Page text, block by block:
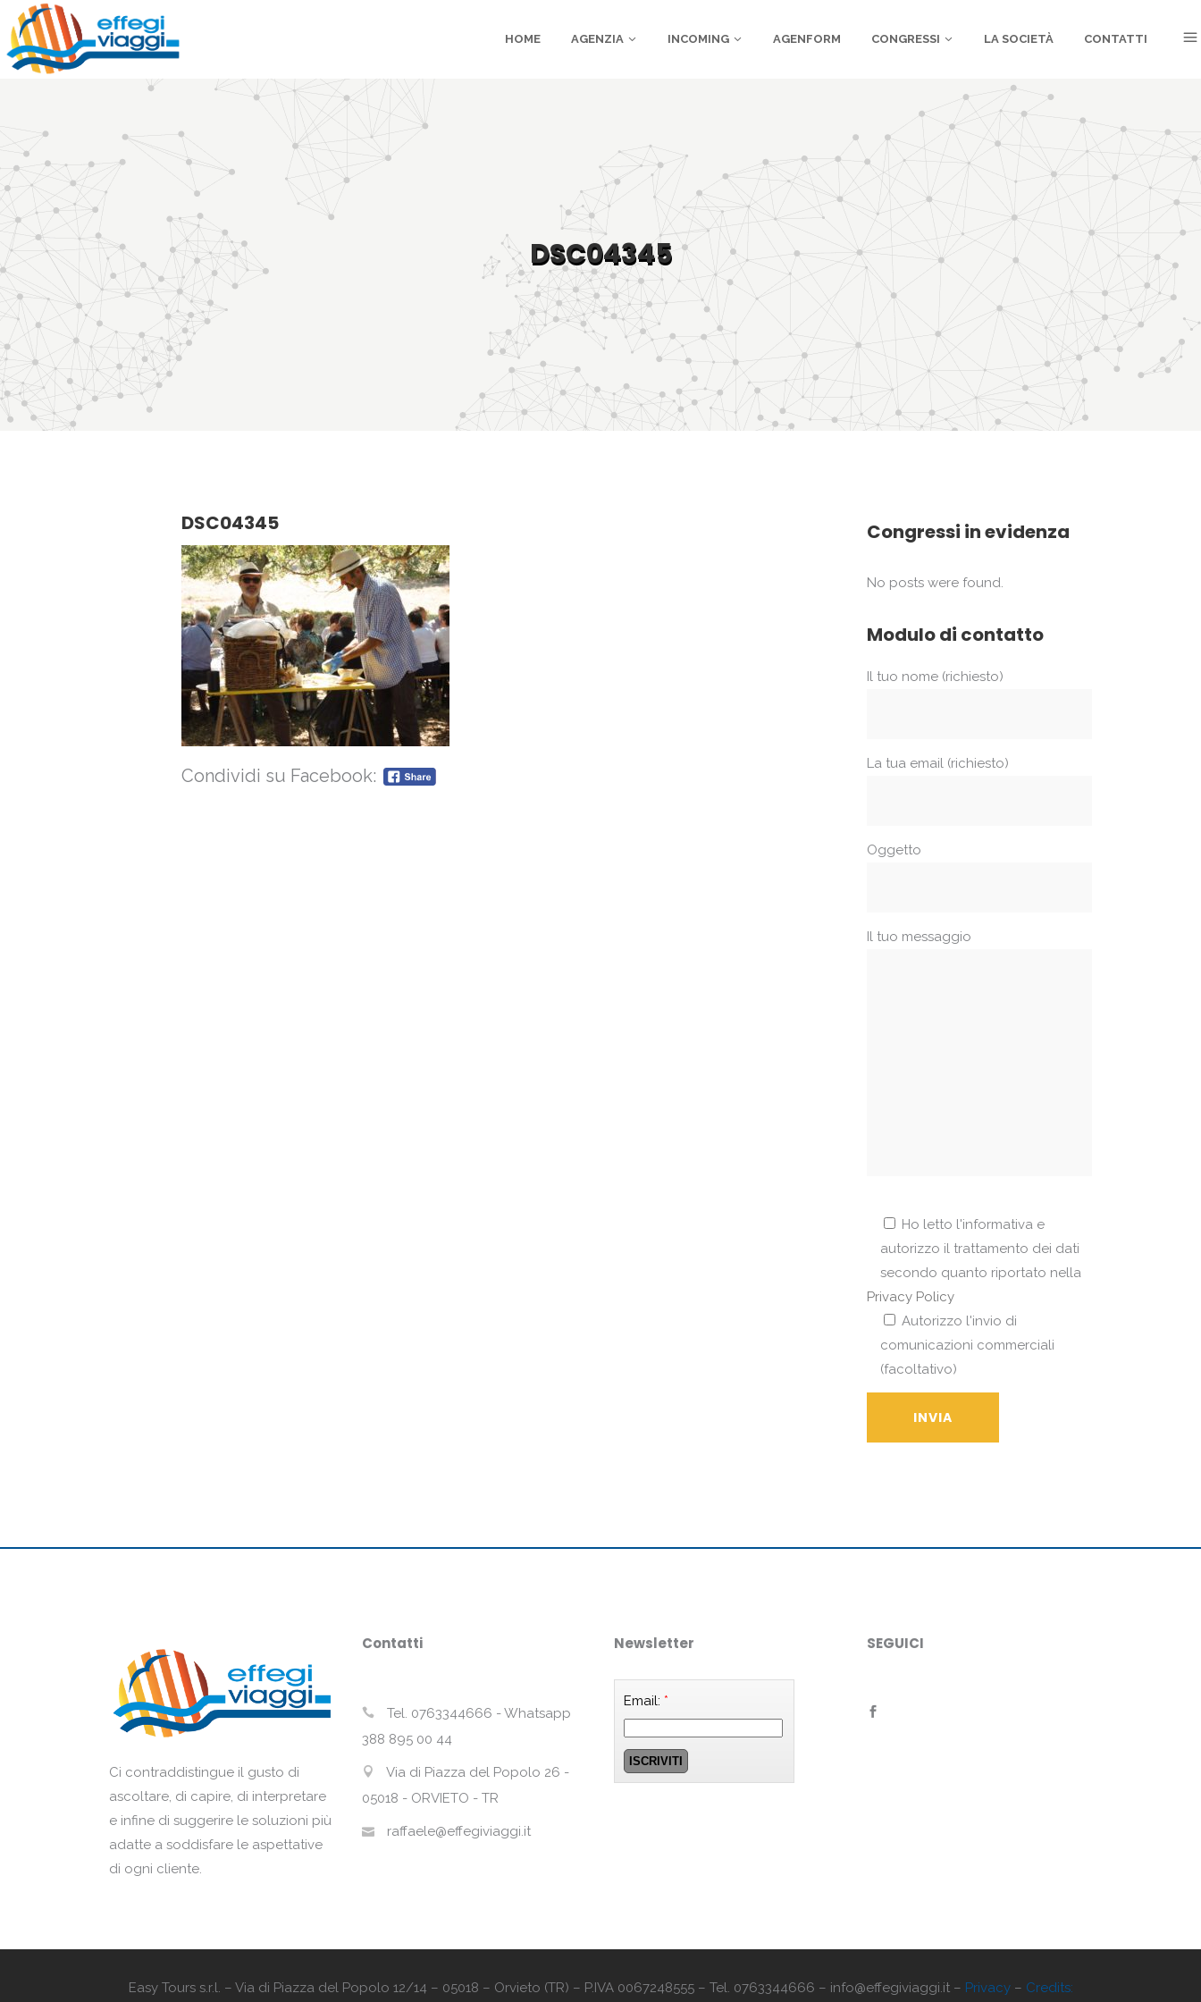
HOME AGENZIA INCOMING AGENFORM CONGRESSI LA SOCIETÀ CONTATTI
DSC04345
DSC04345
Condividi su Facebook:
Congressi in evidenza
No posts were found.
Modulo di contatto
Il tuo nome (richiesto)
La tua email (richiesto)
Oggetto
Il tuo messaggio
Ho letto l'informativa e
autorizzo il trattamento dei dati
secondo quanto riportato nella
Privacy Policy
Autorizzo l'invio di
comunicazioni commerciali
(facoltativo)
Ci contraddistingue il gusto di
ascoltare, di capire, di interpretare
e infine di suggerire le soluzioni più
adatte a soddisfare le aspettative
di ogni cliente.
Contatti
Tel. 0763344666 - Whatsapp
388 895 00 44
Via di Piazza del Popolo 26 -
05018 - ORVIETO - TR
raffaele@effegiviaggi.it
Newsletter
Email: *
SEGUICI
Easy Tours s.r.l. – Via di Piazza del Popolo 12/14 – 05018 – Orvieto (TR) – P.IVA 0067248555 – Tel. 0763344666 – info@effegiviaggi.it – Privacy– Credits: